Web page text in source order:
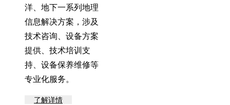
洋、地下一系列地理
信息解决方案，涉及
技术咨询、设备方案
提供、技术培训支
持、设备保养维修等
专业化服务。
了解详情